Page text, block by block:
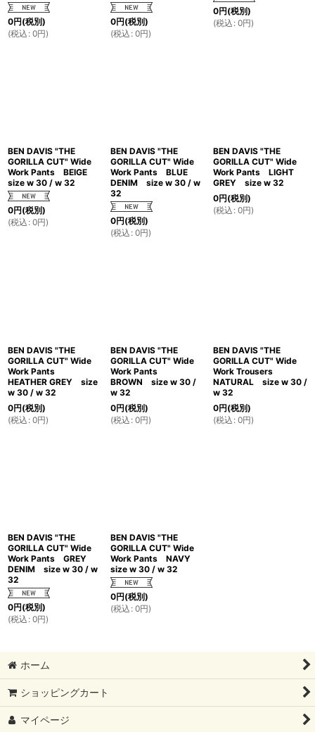
0円(税別)
(税込 : 0円)
0円(税別)
(税込 : 0円)
0円(税別)
(税込 : 0円)
BEN DAVIS "THE
GORILLA CUT" Wide
Work Pants BEIGE
size w 30 / w 32
0円(税別)
(税込 : 0円)
BEN DAVIS "THE
GORILLA CUT" Wide
Work Pants BLUE
DENIM size w 30 / w
32
0円(税別)
(税込 : 0円)
BEN DAVIS "THE
GORILLA CUT" Wide
Work Pants LIGHT
GREY size w 32
0円(税別)
(税込 : 0円)
BEN DAVIS "THE
GORILLA CUT" Wide
Work Pants
HEATHER GREY size
w 30 / w 32
0円(税別)
(税込 : 0円)
BEN DAVIS "THE
GORILLA CUT" Wide
Work Pants
BROWN size w 30 /
w 32
0円(税別)
(税込 : 0円)
BEN DAVIS "THE
GORILLA CUT" Wide
Work Trousers
NATURAL size w 30 /
w 32
0円(税別)
(税込 : 0円)
BEN DAVIS "THE
GORILLA CUT" Wide
Work Pants GREY
DENIM size w 30 / w
32
0円(税別)
(税込 : 0円)
BEN DAVIS "THE
GORILLA CUT" Wide
Work Pants NAVY
size w 30 / w 32
0円(税別)
(税込 : 0円)
ホーム
ショッピングカート
マイページ